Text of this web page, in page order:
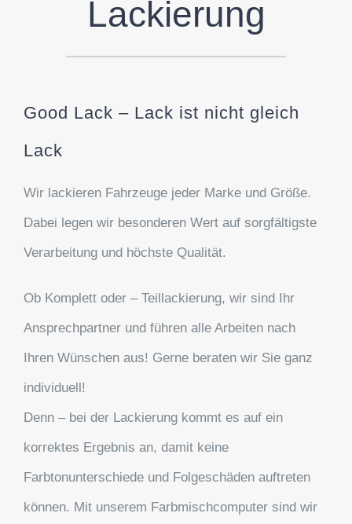
Lackierung
Good Lack – Lack ist nicht gleich
Lack
Wir lackieren Fahrzeuge jeder Marke und Größe.
Dabei legen wir besonderen Wert auf sorgfältigste
Verarbeitung und höchste Qualität.
Ob Komplett oder – Teillackierung, wir sind Ihr
Ansprechpartner und führen alle Arbeiten nach
Ihren Wünschen aus! Gerne beraten wir Sie ganz
individuell!
Denn – bei der Lackierung kommt es auf ein
korrektes Ergebnis an, damit keine
Farbtonunterschiede und Folgeschäden auftreten
können. Mit unserem Farbmischcomputer sind wir